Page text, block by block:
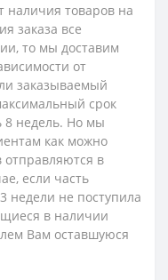
наличия товаров на
заказа все
то мы доставим
от
заказываемый
срок
8 недель. Но мы
как можно
отправляются в
если часть
недели не поступила
в наличии
Вам оставшуюся